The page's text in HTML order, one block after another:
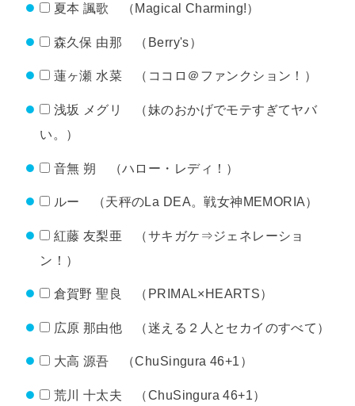
夏本 諷歌 （Magical Charming!）
森久保 由那 （Berry's）
蓮ヶ瀬 水菜 （ココロ＠ファンクション！）
浅坂 メグリ （妹のおかげでモテすぎてヤバ
い。）
音無 朔 （ハロー・レディ！）
ルー （天秤のLa DEA。戦女神MEMORIA）
紅藤 友梨亜 （サキガケ⇒ジェネレーショ
ン！）
倉賀野 聖良 （PRIMAL×HEARTS）
広原 那由他 （迷える２人とセカイのすべて）
大高 源吾 （ChuSingura 46+1）
荒川 十太夫 （ChuSingura 46+1）